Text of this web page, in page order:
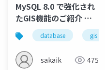
MySQL 8.0 で強化され
たGIS機能のご紹介 @
FOSS4G Okayama
database gis
sakaik 475